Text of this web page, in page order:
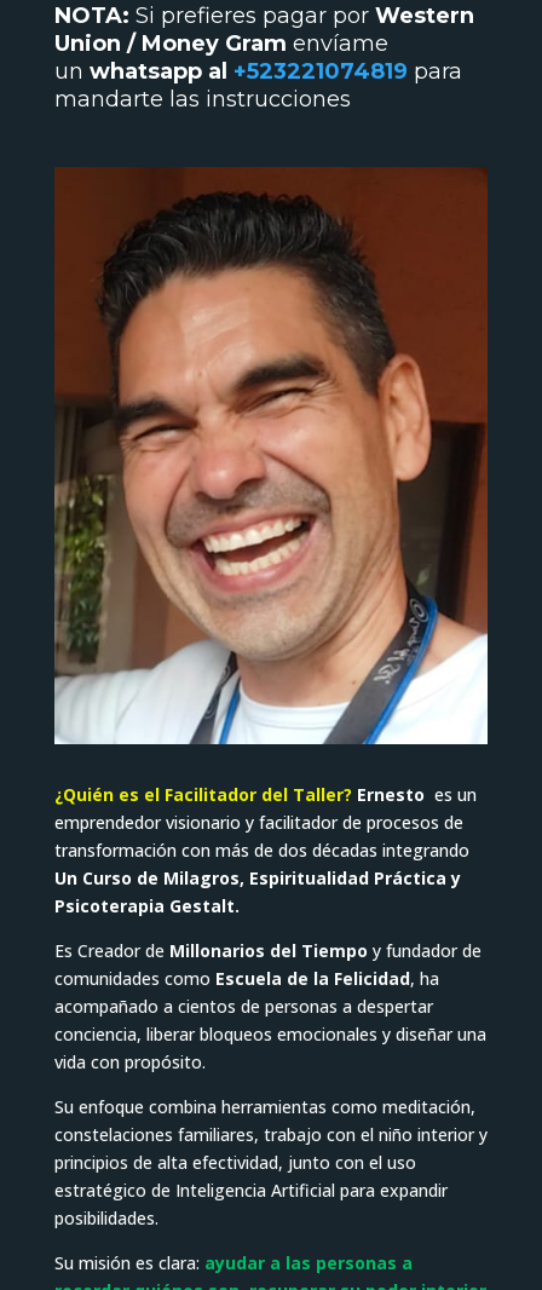
NOTA: Si prefieres pagar por Western
Union / Money Gram envíame
un whatsapp al +523221074819 para
mandarte las instrucciones
¿Quién es el Facilitador del Taller? Ernesto es un
emprendedor visionario y facilitador de procesos de
transformación con más de dos décadas integrando
Un Curso de Milagros, Espiritualidad Práctica y
Psicoterapia Gestalt.
Es Creador de Millonarios del Tiempo y fundador de
comunidades como Escuela de la Felicidad, ha
acompañado a cientos de personas a despertar
conciencia, liberar bloqueos emocionales y diseñar una
vida con propósito.
Su enfoque combina herramientas como meditación,
constelaciones familiares, trabajo con el niño interior y
principios de alta efectividad, junto con el uso
estratégico de Inteligencia Artificial para expandir
posibilidades.
Su misión es clara: ayudar a las personas a